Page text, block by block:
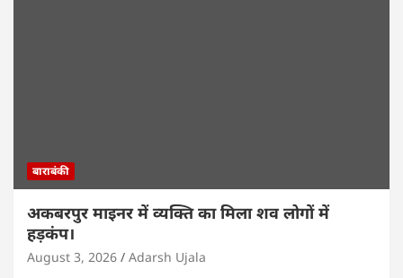
बाराबंकी
अकबरपुर माइनर में व्यक्ति का मिला शव लोगों में
हड़कंप।
August 3, 2026 Adarsh Ujala